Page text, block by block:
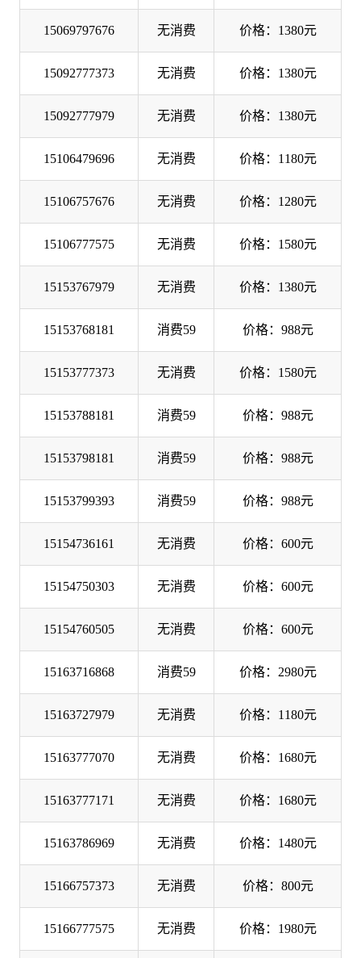
15069797676 无消费 价格：1380元
15092777373 无消费 价格：1380元
15092777979 无消费 价格：1380元
15106479696 无消费 价格：1180元
15106757676 无消费 价格：1280元
15106777575 无消费 价格：1580元
15153767979 无消费 价格：1380元
15153768181 消费59 价格：988元
15153777373 无消费 价格：1580元
15153788181 消费59 价格：988元
15153798181 消费59 价格：988元
15153799393 消费59 价格：988元
15154736161 无消费 价格：600元
15154750303 无消费 价格：600元
15154760505 无消费 价格：600元
15163716868 消费59 价格：2980元
15163727979 无消费 价格：1180元
15163777070 无消费 价格：1680元
15163777171 无消费 价格：1680元
15163786969 无消费 价格：1480元
15166757373 无消费 价格：800元
15166777575 无消费 价格：1980元